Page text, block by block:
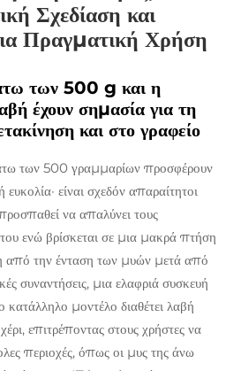
Σχεδίαση και
Πραγματική Χρήση
των 500 g και η
έχουν σημασία για τη
και στο γραφείο
των 500 γραμμαρίων προσφέρουν
είναι σχεδόν απαραίτητοι
να απαλύνει τους
ενώ βρίσκεται σε μια μακρά πτήση
από την ένταση των μυών μετά από
συναντήσεις, μια ελαφριά συσκευή
κατάλληλο μοντέλο διαθέτει λαβή
επιτρέποντας στους χρήστες να
περιοχές, όπως οι μυς της άνω